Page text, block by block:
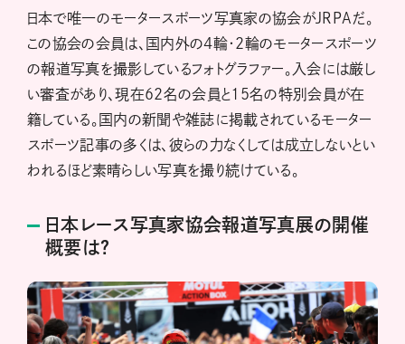
日本で唯一のモータースポーツ写真家の協会がJRPAだ。
この協会の会員は、国内外の4輪・2輪のモータースポーツ
の報道写真を撮影しているフォトグラファー。入会には厳し
い審査があり、現在62名の会員と15名の特別会員が在
籍している。国内の新聞や雑誌に掲載されているモーター
スポーツ記事の多くは、彼らの力なくしては成立しないとい
われるほど素晴らしい写真を撮り続けている。
日本レース写真家協会報道写真展の開催
概要は？